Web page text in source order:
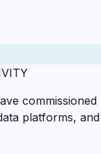
commissioned
platforms, and